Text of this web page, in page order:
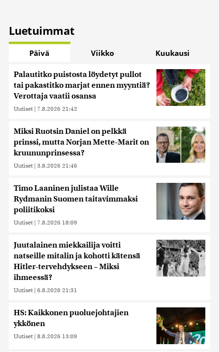
Luetuimmat
Päivä Viikko Kuukausi
Palautitko puistosta löydetyt pullot
tai pakastitko marjat ennen myyntiä?
Verottaja vaatii osansa
Uutiset | 7.8.2026 21:42
Miksi Ruotsin Daniel on pelkkä
prinssi, mutta Norjan Mette-Marit on
kruununprinsessa?
Uutiset | 3.8.2026 21:46
Timo Laaninen julistaa Wille
Rydmanin Suomen taitavimmaksi
poliitikoksi
Uutiset | 7.8.2026 18:09
Juutalainen miekkailija voitti
natseille mitalin ja kohotti kätensä
Hitler-tervehdykseen – Miksi
ihmeessä?
Uutiset | 6.8.2026 21:31
HS: Kaikkonen puoluejohtajien
ykkönen
Uutiset | 8.8.2026 13:09